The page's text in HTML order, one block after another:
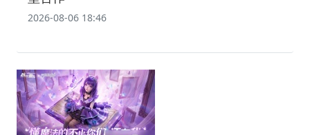
2026-08-06 18:46